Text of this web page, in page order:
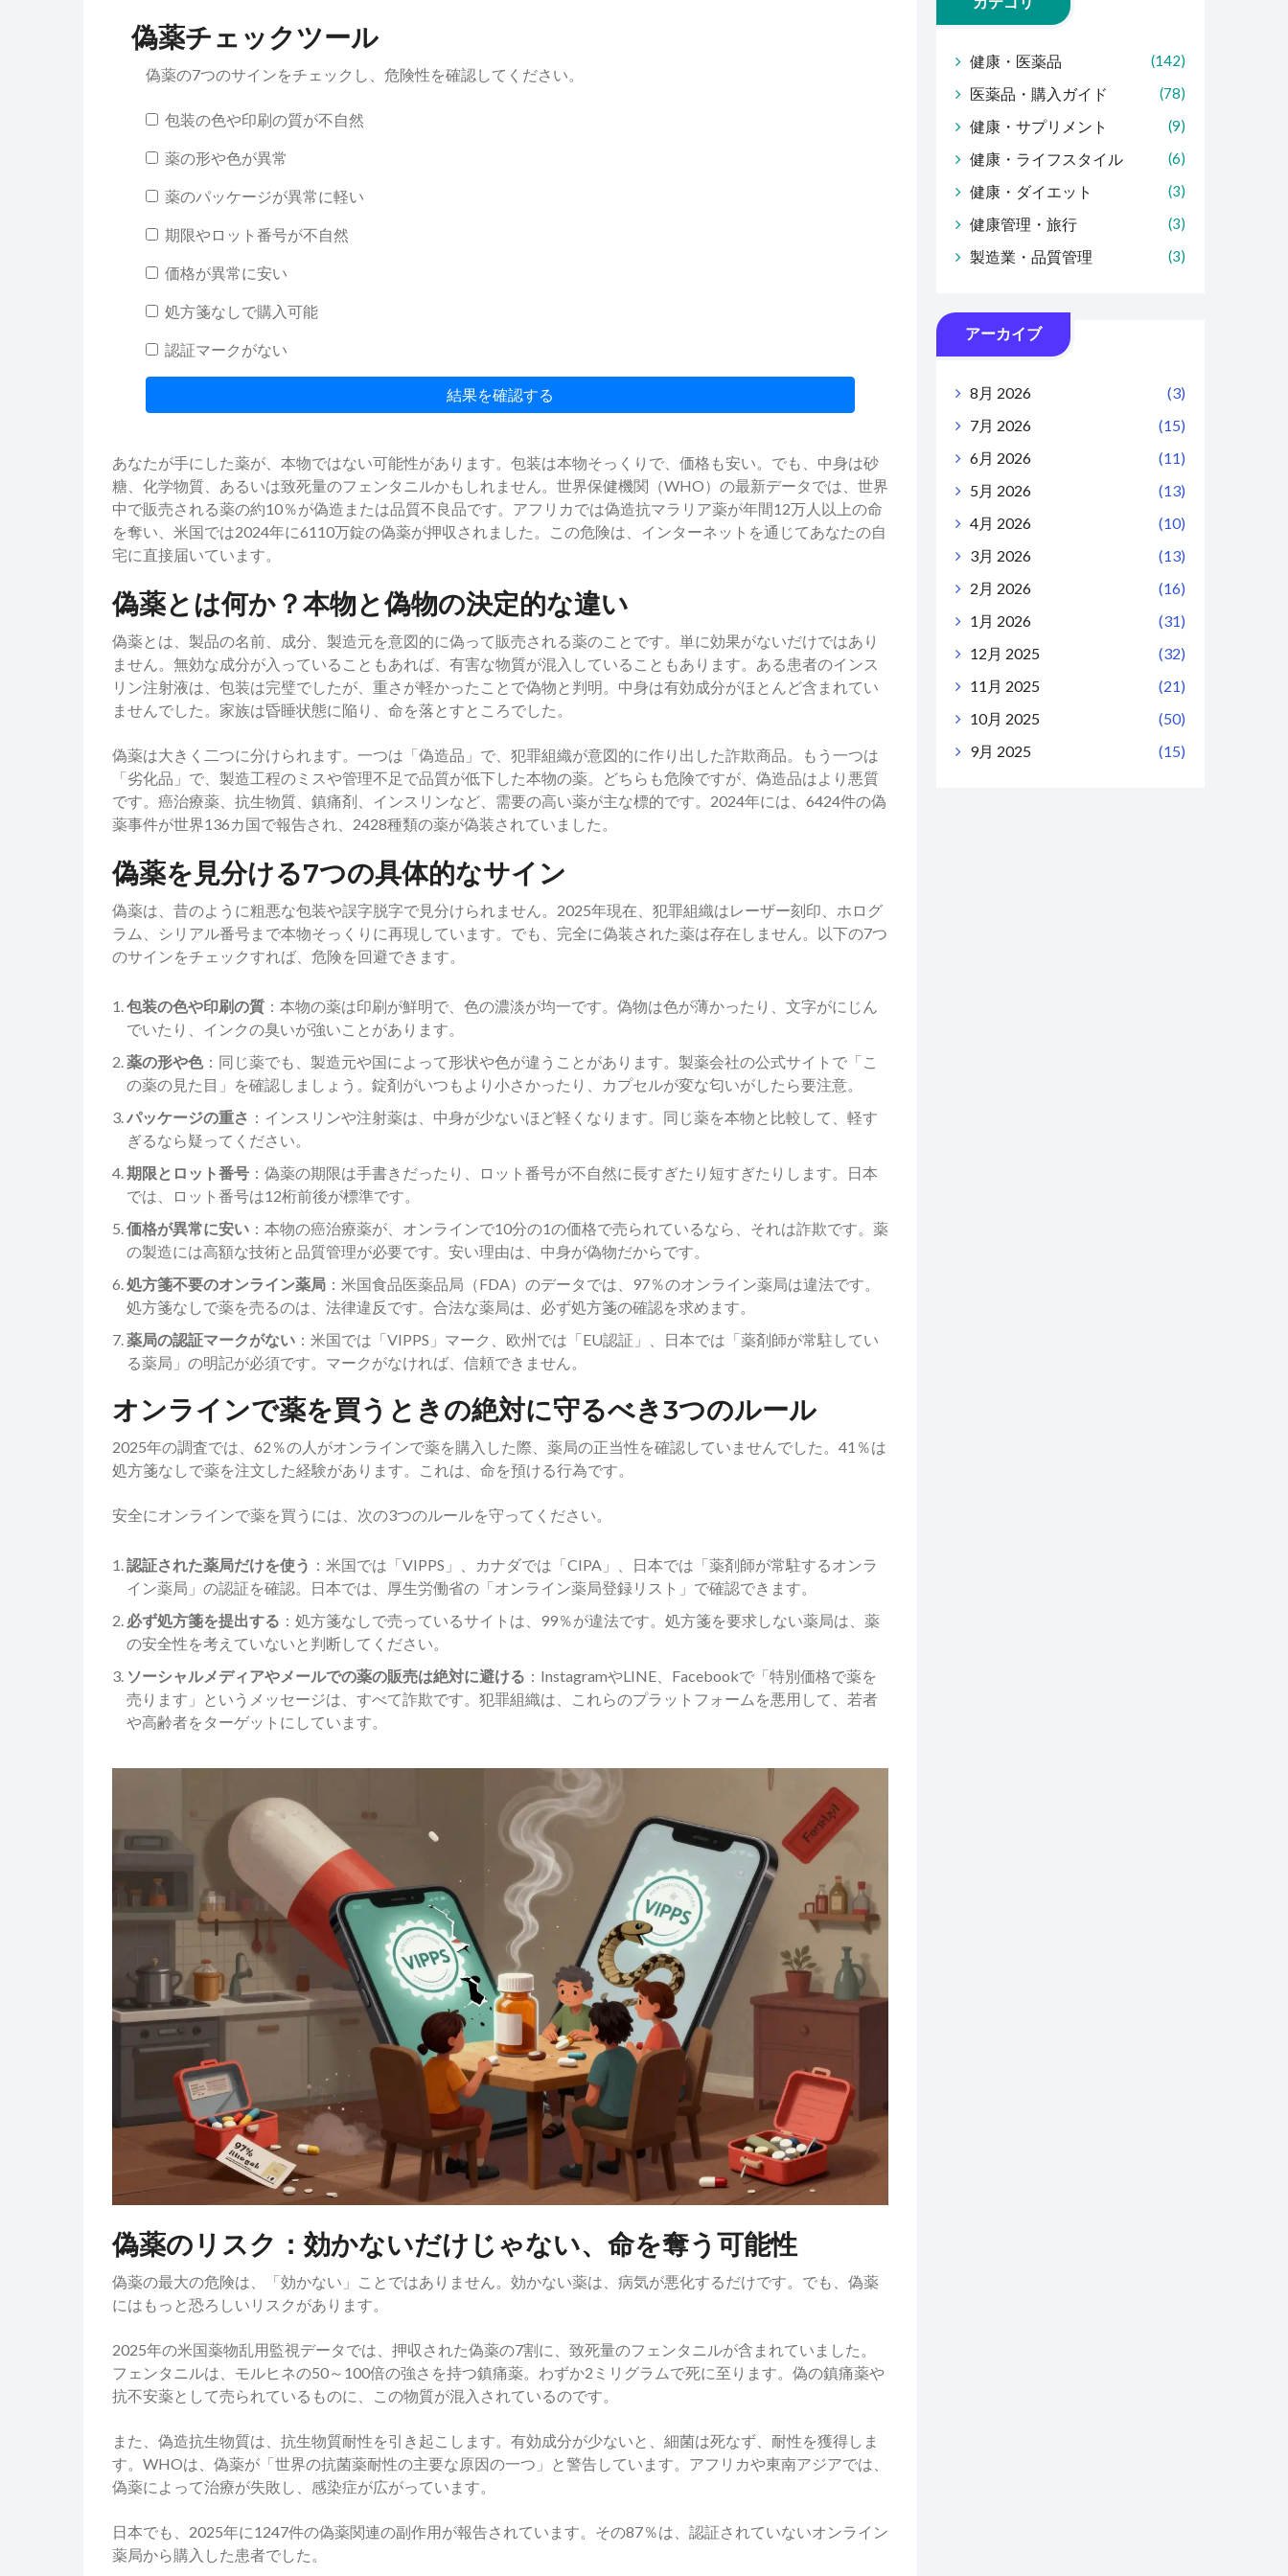
偽薬チェックツール
偽薬の7つのサインをチェックし、危険性を確認してください。
包装の色や印刷の質が不自然
薬の形や色が異常
薬のパッケージが異常に軽い
期限やロット番号が不自然
価格が異常に安い
処方箋なしで購入可能
認証マークがない
結果を確認する
あなたが手にした薬が、本物ではない可能性があります。包装は本物そっくりで、価格も安い。でも、中身は砂
糖、化学物質、あるいは致死量のフェンタニルかもしれません。世界保健機関（WHO）の最新データでは、世界
中で販売される薬の約10％が偽造または品質不良品です。アフリカでは偽造抗マラリア薬が年間12万人以上の命
を奪い、米国では2024年に6110万錠の偽薬が押収されました。この危険は、インターネットを通じてあなたの自
宅に直接届いています。
偽薬とは何か？本物と偽物の決定的な違い
偽薬とは、製品の名前、成分、製造元を意図的に偽って販売される薬のことです。単に効果がないだけではあり
ません。無効な成分が入っていることもあれば、有害な物質が混入していることもあります。ある患者のインス
リン注射液は、包装は完璧でしたが、重さが軽かったことで偽物と判明。中身は有効成分がほとんど含まれてい
ませんでした。家族は昏睡状態に陥り、命を落とすところでした。
偽薬は大きく二つに分けられます。一つは「偽造品」で、犯罪組織が意図的に作り出した詐欺商品。もう一つは
「劣化品」で、製造工程のミスや管理不足で品質が低下した本物の薬。どちらも危険ですが、偽造品はより悪質
です。癌治療薬、抗生物質、鎮痛剤、インスリンなど、需要の高い薬が主な標的です。2024年には、6424件の偽
薬事件が世界136カ国で報告され、2428種類の薬が偽装されていました。
偽薬を見分ける7つの具体的なサイン
偽薬は、昔のように粗悪な包装や誤字脱字で見分けられません。2025年現在、犯罪組織はレーザー刻印、ホログ
ラム、シリアル番号まで本物そっくりに再現しています。でも、完全に偽装された薬は存在しません。以下の7つ
のサインをチェックすれば、危険を回避できます。
包装の色や印刷の質 ：本物の薬は印刷が鮮明で、色の濃淡が均一です。偽物は色が薄かったり、文字がにじん
でいたり、インクの臭いが強いことがあります。
薬の形や色：同じ薬でも、製造元や国によって形状や色が違うことがあります。製薬会社の公式サイトで「こ
の薬の見た目」を確認しましょう。錠剤がいつもより小さかったり、カプセルが変な匂いがしたら要注意。
パッケージの重さ ：インスリンや注射薬は、中身が少ないほど軽くなります。同じ薬を本物と比較して、軽す
ぎるなら疑ってください。
期限とロット番号 ：偽薬の期限は手書きだったり、ロット番号が不自然に長すぎたり短すぎたりします。日本
では、ロット番号は12桁前後が標準です。
価格が異常に安い ：本物の癌治療薬が、オンラインで10分の1の価格で売られているなら、それは詐欺です。薬
の製造には高額な技術と品質管理が必要です。安い理由は、中身が偽物だからです。
処方箋不要のオンライン薬局 ：米国食品医薬品局（FDA）のデータでは、97％のオンライン薬局は違法です。
処方箋なしで薬を売るのは、法律違反です。合法な薬局は、必ず処方箋の確認を求めます。
薬局の認証マークがない ：米国では「VIPPS」マーク、欧州では「EU認証」、日本では「薬剤師が常駐してい
る薬局」の明記が必須です。マークがなければ、信頼できません。
オンラインで薬を買うときの絶対に守るべき3つのルール
2025年の調査では、62％の人がオンラインで薬を購入した際、薬局の正当性を確認していませんでした。41％は
処方箋なしで薬を注文した経験があります。これは、命を預ける行為です。
安全にオンラインで薬を買うには、次の3つのルールを守ってください。
認証された薬局だけを使う ：米国では「VIPPS」、カナダでは「CIPA」、日本では「薬剤師が常駐するオンラ
イン薬局」の認証を確認。日本では、厚生労働省の「オンライン薬局登録リスト」で確認できます。
必ず処方箋を提出する ：処方箋なしで売っているサイトは、99％が違法です。処方箋を要求しない薬局は、薬
の安全性を考えていないと判断してください。
ソーシャルメディアやメールでの薬の販売は絶対に避ける ：InstagramやLINE、Facebookで「特別価格で薬を
売ります」というメッセージは、すべて詐欺です。犯罪組織は、これらのプラットフォームを悪用して、若者
や高齢者をターゲットにしています。
偽薬のリスク：効かないだけじゃない、命を奪う可能性
偽薬の最大の危険は、「効かない」ことではありません。効かない薬は、病気が悪化するだけです。でも、偽薬
にはもっと恐ろしいリスクがあります。
2025年の米国薬物乱用監視データでは、押収された偽薬の7割に、致死量のフェンタニルが含まれていました。
フェンタニルは、モルヒネの50～100倍の強さを持つ鎮痛薬。わずか2ミリグラムで死に至ります。偽の鎮痛薬や
抗不安薬として売られているものに、この物質が混入されているのです。
また、偽造抗生物質は、抗生物質耐性を引き起こします。有効成分が少ないと、細菌は死なず、耐性を獲得しま
す。WHOは、偽薬が「世界の抗菌薬耐性の主要な原因の一つ」と警告しています。アフリカや東南アジアでは、
偽薬によって治療が失敗し、感染症が広がっています。
日本でも、2025年に1247件の偽薬関連の副作用が報告されています。その87％は、認証されていないオンライン
薬局から購入した患者でした。
健康・医薬品 (142)
医薬品・購入ガイド (78)
健康・サプリメント (9)
健康・ライフスタイル (6)
健康・ダイエット (3)
健康管理・旅行 (3)
製造業・品質管理 (3)
アーカイブ
8月 2026
(3)
7月 2026
(15)
6月 2026
(11)
5月 2026
(13)
4月 2026
(10)
3月 2026
(13)
2月 2026
(16)
1月 2026
(31)
12月 2025
(32)
11月 2025
(21)
10月 2025
(50)
9月 2025
(15)